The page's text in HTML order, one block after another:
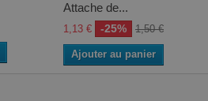
Attache de...
1,13 € -25% 1,50 €
Ajouter au panier